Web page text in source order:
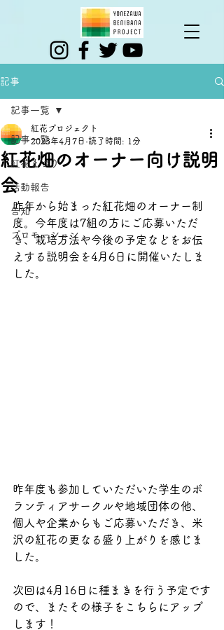
記事
記事一覧
紅花まつり
活動報告
告知
プロモーション
記事一覧
紅花畑のオーナー向け説明
会
紅花プロジェクト
2023年4月7日 読了時間: 1分
昨年から始まった紅花畑のオーナー制
度。今年度は7組の方にご応募いただ
き、栽培方法や今後の予定などをお伝
えする説明会を4月6日に開催いたしま
した。
昨年度も参加していただいた学生のボ
ランティアサークルや地域団体の他、
個人や企業からもご応募いただき、米
沢の紅花の更なる盛り上がりを感じま
した。
次回は4月16日に種まきを行う予定です
ので、またその様子をこちらにアップ
します！